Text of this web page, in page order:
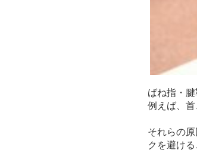
ばね指・
例えば、首
それらの
クを避ける